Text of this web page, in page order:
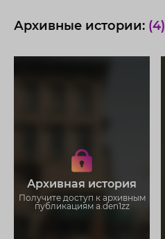
Архивные истории: (4)
Архивная история
Получите доступ к архивным
публикациям a.den1zz
Получите доступ к архивным
историям a.den1zz
Не отвлекайтесь на рекламу
Загружайте истории без
ограничений